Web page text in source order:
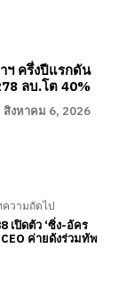
ฯ ครึ่งปีแรกดัน
ลบ.โต 40%
สิงหาคม 6, 2026
วามถัดไป
เปิดตัว ‘ซิ่ง-อัคร
ค่ายดังร่วมทัพ